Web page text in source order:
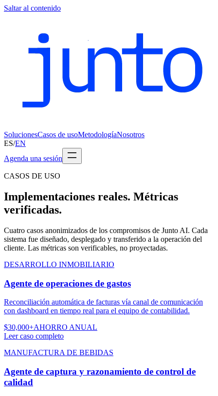
Saltar al contenido
SolucionesCasos de usoMetodologíaNosotros
ES/EN
Agenda una sesión
CASOS DE USO
Implementaciones reales. Métricas
verificadas.
Cuatro casos anonimizados de los compromisos de Junto AI. Cada
sistema fue diseñado, desplegado y transferido a la operación del
cliente. Las métricas son verificables, no proyectadas.
DESARROLLO INMOBILIARIO
Agente de operaciones de gastos
Reconciliación automática de facturas vía canal de comunicación
con dashboard en tiempo real para el equipo de contabilidad.
$30,000+AHORRO ANUAL
Leer caso completo
MANUFACTURA DE BEBIDAS
Agente de captura y razonamiento de control de
calidad